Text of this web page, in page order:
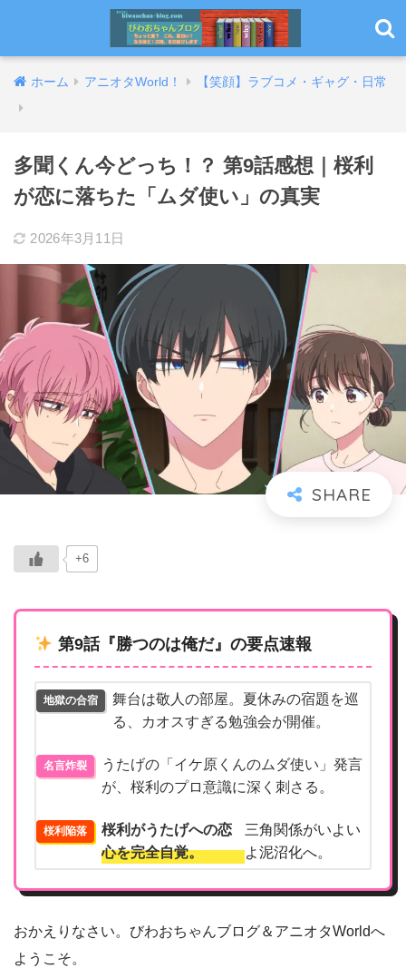
ホーム アニオタWorld！ 【笑顔】ラブコメ・ギャグ・日常
多聞くん今どっち！？ 第9話感想｜桜利
が恋に落ちた「ムダ使い」の真実
2026年3月11日
+6
第9話『勝つのは俺だ』の要点速報
地獄の合宿
舞台は敬人の部屋。夏休みの宿題を巡
る、カオスすぎる勉強会が開催。
名言炸裂
うたげの「イケ原くんのムダ使い」発言
が、桜利のプロ意識に深く刺さる。
桜利陥落
桜利がうたげへの恋
心を完全自覚。
三角関係がいよい
よ泥沼化へ。
おかえりなさい。びわおちゃんブログ＆アニオタWorldへ
ようこそ。